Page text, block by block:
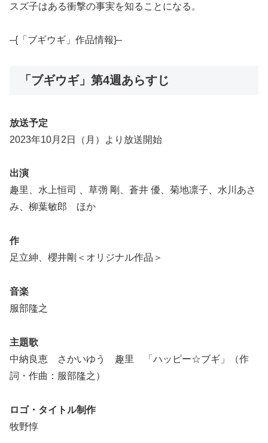
スズ子はある衝撃の事実を知ることになる。
–{「ブギウギ」作品情報}–
「ブギウギ」第4週あらすじ
放送予定
2023年10月2日（月）より放送開始
出演
趣里、水上恒司 、草彅 剛、蒼井 優、菊地凛子、水川あさ
み、柳葉敏郎 ほか
作
足立紳、櫻井剛＜オリジナル作品＞
音楽
服部隆之
主題歌
中納良恵 さかいゆう 趣里 「ハッピー☆ブギ」（作
詞・作曲：服部隆之）
ロゴ・タイトル制作
牧野惇